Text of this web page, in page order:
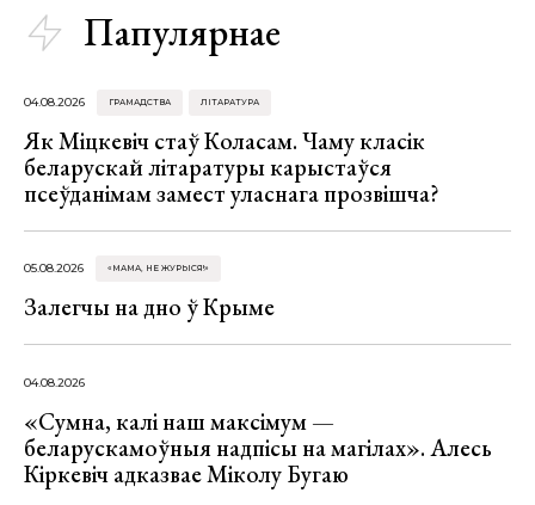
Папулярнае
04.08.2026 ГРАМАДСТВА ЛІТАРАТУРА
Як Міцкевіч стаў Коласам. Чаму класік
беларускай літаратуры карыстаўся
псеўданімам замест уласнага прозвішча?
05.08.2026 «МАМА, НЕ ЖУРЫСЯ!»
Залегчы на дно ў Крыме
04.08.2026
«Сумна, калі наш максімум —
беларускамоўныя надпісы на магілах». Алесь
Кіркевіч адказвае Міколу Бугаю